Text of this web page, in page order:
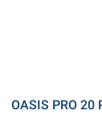
OASIS PRO 20